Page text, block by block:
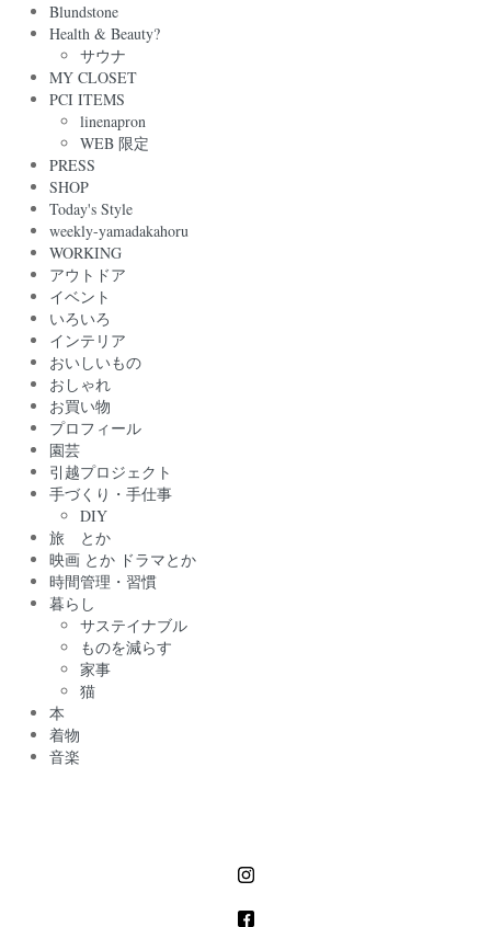
Blundstone
Health & Beauty?
サウナ
MY CLOSET
PCI ITEMS
linenapron
WEB 限定
PRESS
SHOP
Today's Style
weekly-yamadakahoru
WORKING
アウトドア
イベント
いろいろ
インテリア
おいしいもの
おしゃれ
お買い物
プロフィール
園芸
引越プロジェクト
手づくり・手仕事
DIY
旅 とか
映画 とか ドラマとか
時間管理・習慣
暮らし
サステイナブル
ものを減らす
家事
猫
本
着物
音楽